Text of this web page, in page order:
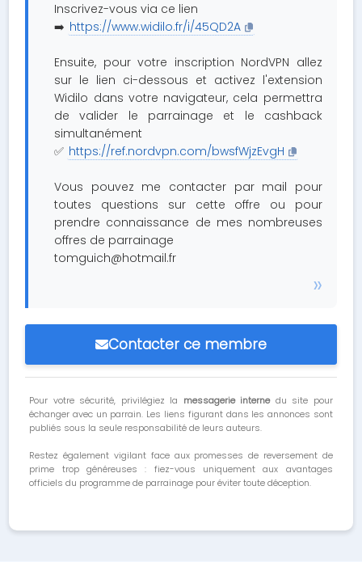
Inscrivez-vous via ce lien
➡️ https://www.widilo.fr/i/45QD2A
Ensuite, pour votre inscription NordVPN allez
sur le lien ci-dessous et activez l'extension
Widilo dans votre navigateur, cela permettra
de valider le parrainage et le cashback
simultanément
✅ https://ref.nordvpn.com/bwsfWjzEvgH
Vous pouvez me contacter par mail pour
toutes questions sur cette offre ou pour
prendre connaissance de mes nombreuses
offres de parrainage
tomguich@hotmail.fr
Contacter ce membre
Pour votre sécurité, privilégiez la messagerie internedu site pour
échanger avec un parrain. Les liens figurant dans les annonces sont
publiés sous la seule responsabilité de leurs auteurs.
Restez également vigilant face aux promesses de reversement de
prime trop généreuses : fiez-vous uniquement aux avantages
officiels du programme de parrainage pour éviter toute déception.